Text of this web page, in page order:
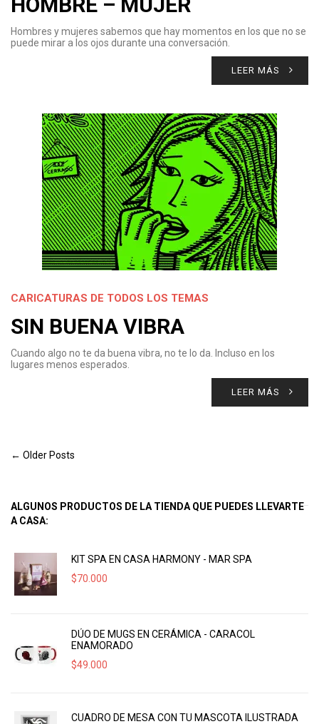
Hombres y mujeres sabemos que hay momentos en los que no se
puede mirar a los ojos durante una conversación.
LEER MÁS
CARICATURAS DE TODOS LOS TEMAS
SIN BUENA VIBRA
Cuando algo no te da buena vibra, no te lo da. Incluso en los
lugares menos esperados.
LEER MÁS
← Older Posts
ALGUNOS PRODUCTOS DE LA TIENDA QUE PUEDES LLEVARTE
A CASA:
KIT SPA EN CASA HARMONY - MAR SPA
$70.000
DÚO DE MUGS EN CERÁMICA - CARACOL
ENAMORADO
$49.000
CUADRO DE MESA CON TU MASCOTA ILUSTRADA